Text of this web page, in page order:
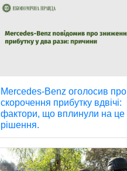
Mercedes-Benz оголосив про
скорочення прибутку вдвічі:
фактори, що вплинули на це
рішення.